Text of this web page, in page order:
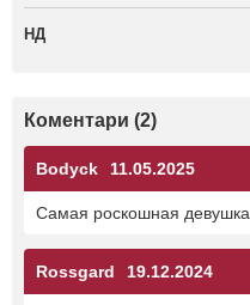
НД
Коментари (2)
Bodyck 11.05.2025
Самая роскошная девушка
Rossgard 19.12.2024